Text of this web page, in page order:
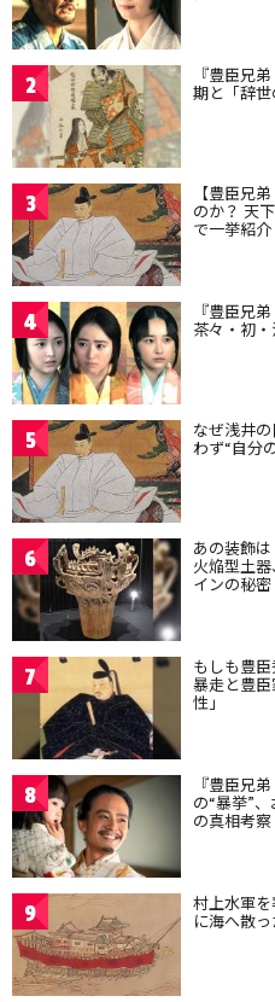
2 『豊臣兄
期と「辞
3 【豊臣兄
のか？ 天
で一挙紹介
4 『豊臣兄
茶々・初
5 なぜ浅井
わず“自分
6 あの装飾
火焔型土
インの秘密
7 もしも豊
暴走と豊
性」
8 『豊臣兄
の“暴挙”
の真相考察
9 村上水軍
に海へ散